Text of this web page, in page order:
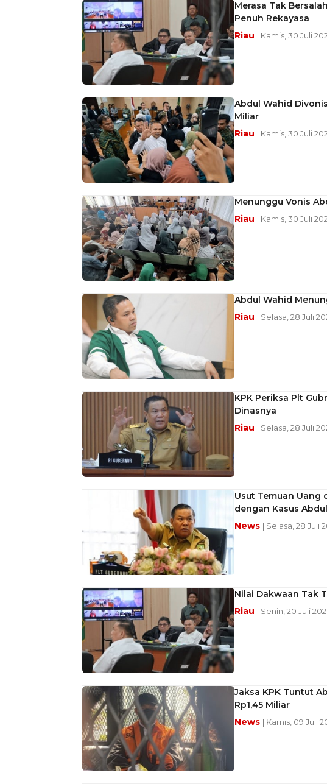
Merasa Tak
Penuh Rekayasa
Riau | Kamis, 30 Juli
Abdul Wahid
Miliar
Riau | Kamis, 30 Juli
Menunggu Vonis
Riau | Kamis, 30 Juli
Abdul Wahid
Riau | Selasa, 28 Juli
KPK Periksa Plt
Dinasnya
Riau | Selasa, 28 Juli
Usut Temuan Uang
dengan Kasus
News | Selasa, 28 Juli
Nilai Dakwaan Tak
Riau | Senin, 20 Juli
Jaksa KPK Tuntut
Rp1,45 Miliar
News | Kamis, 09 Juli